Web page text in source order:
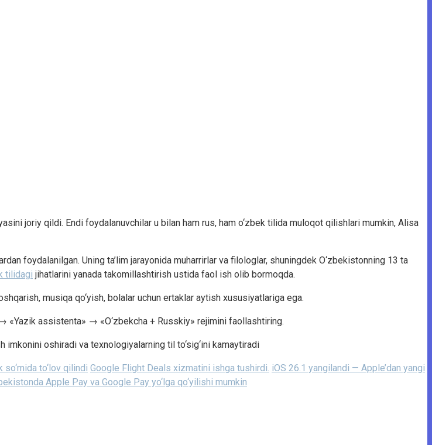
joriy qildi. Endi foydalanuvchilar u bilan ham rus, ham o‘zbek tilida muloqot qilishlari mumkin, Alisa
foydalanilgan. Uning ta’lim jarayonida muharrirlar va filologlar, shuningdek O‘zbekistonning 13 ta
tilidagi jihatlarini yanada takomillashtirish ustida faol ish olib bormoqda.
musiqa qo‘yish, bolalar uchun ertaklar aytish xususiyatlariga ega.
assistenta» → «O‘zbekcha + Russkiy» rejimini faollashtiring.
imkonini oshiradi va texnologiyalarning til to‘sig‘ini kamaytiradi
to‘lov qilindi Google Flight Deals xizmatini ishga tushirdi. iOS 26.1 yangilandi — Apple’dan yangi
Apple Pay va Google Pay yo‘lga qo‘yilishi mumkin